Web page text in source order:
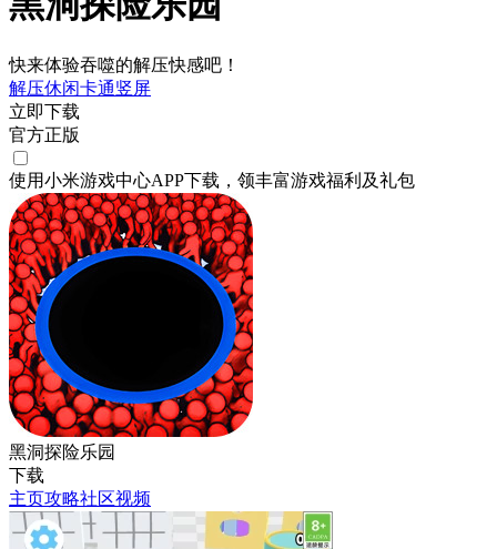
快来体验吞噬的解压快感吧！
解压休闲卡通竖屏
立即下载
官方正版
使用小米游戏中心APP下载 ，领丰富游戏福利 及礼包
黑洞探险乐园
下载
主页攻略社区视频